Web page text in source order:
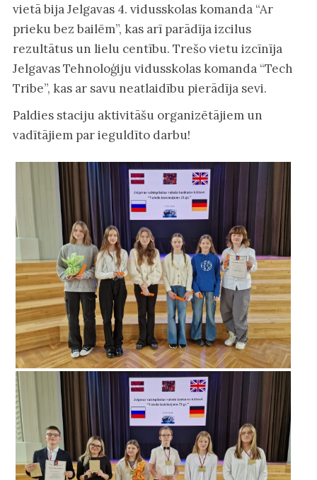
vietā bija Jelgavas 4. vidusskolas komanda “Ar
prieku bez bailēm”, kas arī parādīja izcilus
rezultātus un lielu centību. Trešo vietu izcīnīja
Jelgavas Tehnoloģiju vidusskolas komanda “Tech
Tribe”, kas ar savu neatlaidību pierādīja sevi.
Paldies staciju aktivitāšu organizētājiem un
vadītājiem par ieguldīto darbu!